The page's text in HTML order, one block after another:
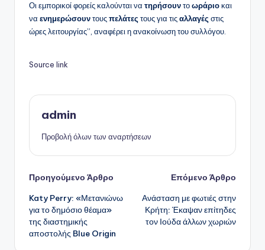
Οι εμπορικοί φορείς καλούνται να τηρήσουντοωράριοκαι
να ενημερώσουντουςπελάτες τους για τιςαλλαγές στις
ώρες λειτουργίας”, αναφέρει η ανακοίνωση του συλλόγου.
Source link
admin
Προβολή όλων των αναρτήσεων
Πλοήγηση
δημοσιεύσεων
Προηγούμενο Άρθρο
Katy Perry: «Μετανιώνω
για το δημόσιο θέαμα»
της διαστημικής
αποστολής Blue Origin
Επόμενο Άρθρο
Ανάσταση με φωτιές στην
Κρήτη: Έκαψαν επίτηδες
τον Ιούδα άλλων χωριών